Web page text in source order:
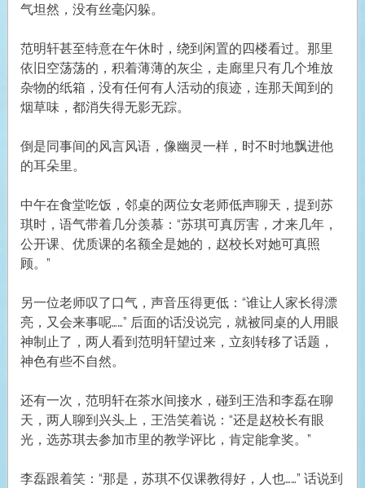
气坦然，没有丝毫闪躲。
范明轩甚至特意在午休时，绕到闲置的四楼看过。那里
依旧空荡荡的，积着薄薄的灰尘，走廊里只有几个堆放
杂物的纸箱，没有任何有人活动的痕迹，连那天闻到的
烟草味，都消失得无影无踪。
倒是同事间的风言风语，像幽灵一样，时不时地飘进他
的耳朵里。
中午在食堂吃饭，邻桌的两位女老师低声聊天，提到苏
琪时，语气带着几分羡慕：“苏琪可真厉害，才来几年，
公开课、优质课的名额全是她的，赵校长对她可真照
顾。”
另一位老师叹了口气，声音压得更低：“谁让人家长得漂
亮，又会来事呢……” 后面的话没说完，就被同桌的人用眼
神制止了，两人看到范明轩望过来，立刻转移了话题，
神色有些不自然。
还有一次，范明轩在茶水间接水，碰到王浩和李磊在聊
天，两人聊到兴头上，王浩笑着说：“还是赵校长有眼
光，选苏琪去参加市里的教学评比，肯定能拿奖。”
李磊跟着笑：“那是，苏琪不仅课教得好，人也……” 话说到